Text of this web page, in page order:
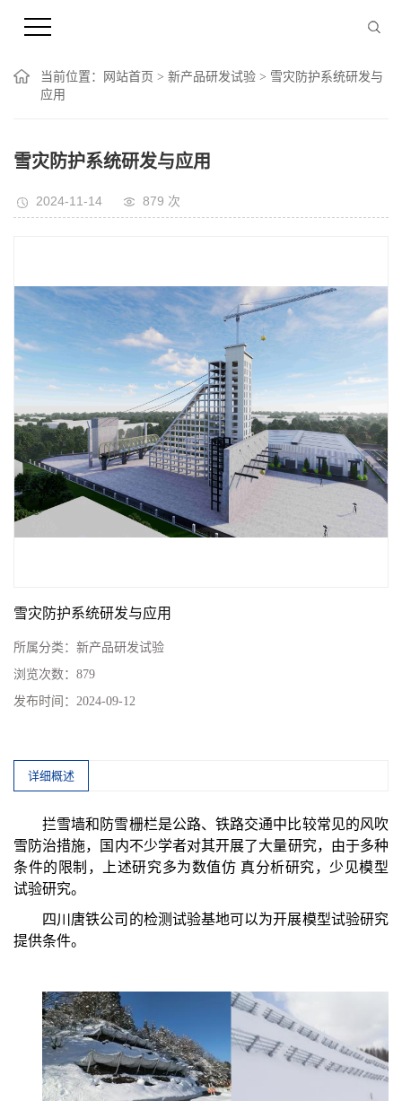
当前位置： 网站首页 > 新产品研发试验 > 雪灾防护系统研发与
应用
雪灾防护系统研发与应用
2024-11-14 879 次
雪灾防护系统研发与应用
所属分类： 新产品研发试验
浏览次数： 879
发布时间： 2024-09-12
详细概述
拦雪墙和防雪栅栏是公路、铁路交通中比较常见的风吹
雪防治措施，
国内不少学者对其开展了大量研究，由于多种
条件的限制，上述研究多为数值仿 真分析研究，少见模型
试验研究。
四川唐铁公司的检测试验基地可以为开展模型试验研究
提供条件。